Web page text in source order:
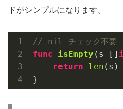
ドがシンプルになります。
// nil チェック不要
func
isEmpty (s []
return
len (s)